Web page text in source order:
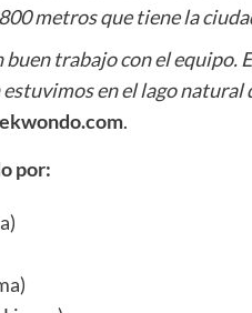
metros que tiene la
trabajo con el equipo.
en el lago natural
.
por: